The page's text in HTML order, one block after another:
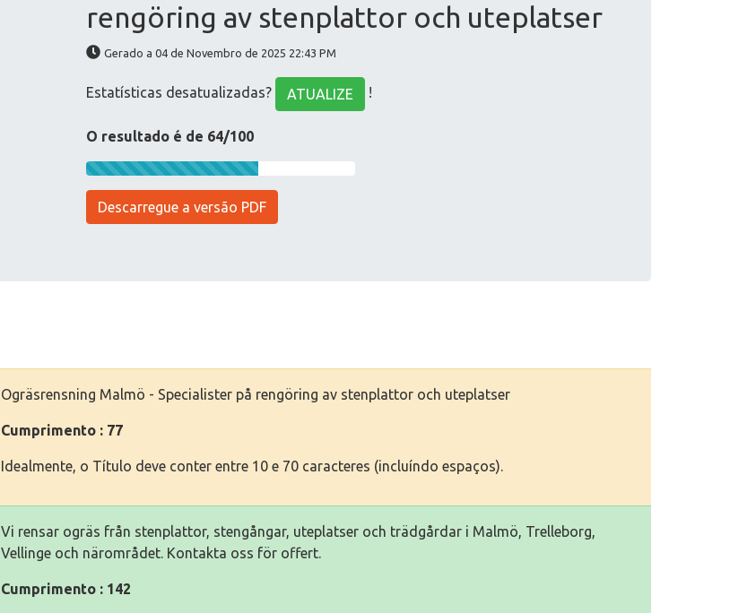
rengöring av stenplattor och uteplatser
Gerado a 04 de Novembro de 2025 22:43 PM
Estatísticas desatualizadas? ATUALIZE !
O resultado é de 64/100
Descarregue a versão PDF
Ogräsrensning Malmö - Specialister på rengöring av stenplattor och uteplatser
Cumprimento : 77
Idealmente, o Título deve conter entre 10 e 70 caracteres (incluíndo espaços).
Vi rensar ogräs från stenplattor, stengångar, uteplatser och trädgårdar i Malmö, Trelleborg,
Vellinge och närområdet. Kontakta oss för offert.
Cumprimento : 142